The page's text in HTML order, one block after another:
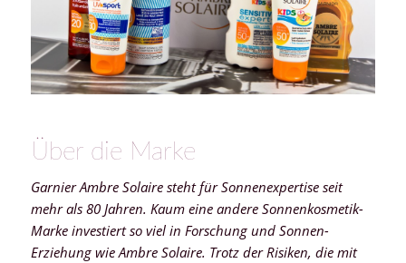
Über die Marke
Garnier Ambre Solaire steht für Sonnenexpertise seit
mehr als 80 Jahren. Kaum eine andere Sonnenkosmetik-
Marke investiert so viel in Forschung und Sonnen-
Erziehung wie Ambre Solaire. Trotz der Risiken, die mit